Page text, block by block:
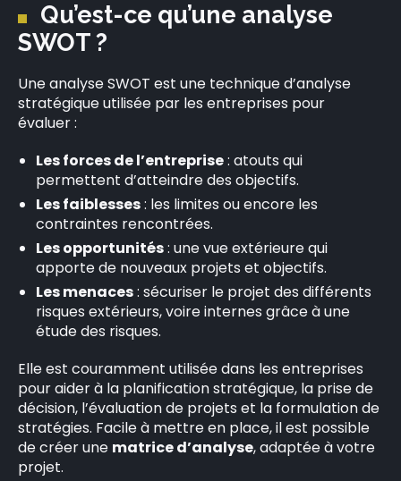
Qu’est-ce qu’une analyse
SWOT ?
Une analyse SWOT est une technique d’analyse
stratégique utilisée par les entreprises pour
évaluer :
Les forces de l’entreprise: atouts qui
permettent d’atteindre des objectifs.
Les faiblesses: les limites ou encore les
contraintes rencontrées.
Les opportunités: une vue extérieure qui
apporte de nouveaux projets et objectifs.
Les menaces: sécuriser le projet des différents
risques extérieurs, voire internes grâce à une
étude des risques.
Elle est couramment utilisée dans les entreprises
pour aider à la planification stratégique, la prise de
décision, l’évaluation de projets et la formulation de
stratégies. Facile à mettre en place, il est possible
de créer une matrice d’analyse, adaptée à votre
projet.